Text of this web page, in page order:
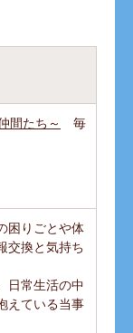
間たち～
毎
困りごとや体
交換と気持ち
日常生活の中
えている当事